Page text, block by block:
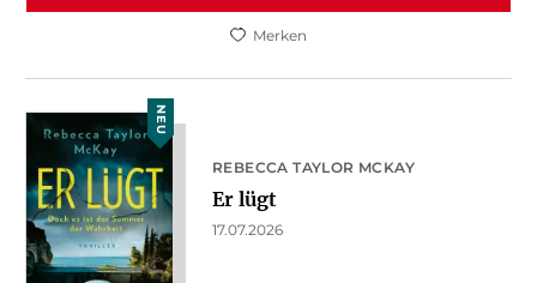
Merken
NEU
REBECCA TAYLOR MCKAY
Er lügt
17.07.2026